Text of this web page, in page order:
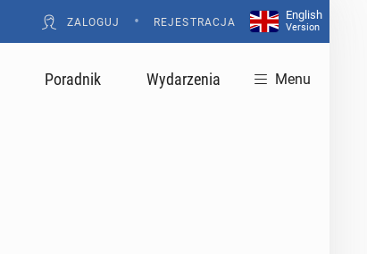
ZALOGUJ • REJESTRACJA
English
Version
Poradnik Wydarzenia Menu